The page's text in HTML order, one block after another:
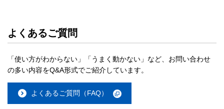
よくあるご質問
「使い方がわからない」「うまく動かない」など、お問い合わせ
の多い内容をQ&A形式でご紹介しています。
よくあるご質問（FAQ）